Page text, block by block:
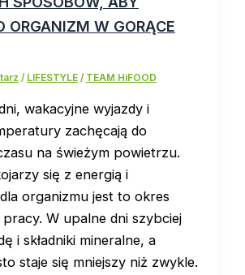
ORGANIZM W GORĄCE
/ LIFESTYLE/ TEAM HiFOOD
wakacyjne wyjazdy i
zachęcają do
na świeżym powietrzu.
się z energią i
organizmu jest to okres
W upalne dni szybciej
i składniki mineralne, a
staje się mniejszy niż zwykle.